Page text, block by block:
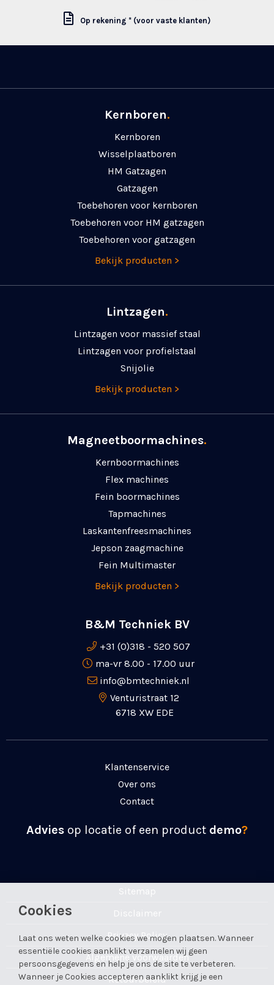
Cookies
Laat ons weten welke cookies we mogen plaatsen. Wanneer
essentiële cookies aanklikt verzamelen wij geen
persoonsgegevens en help je ons de site te verbeteren.
Wanneer je Cookies accepteren aanklikt krijg je een
Op rekening * (voor vaste klanten)
Kernboren.
Kernboren
Wisselplaatboren
HM Gatzagen
Gatzagen
Toebehoren voor kernboren
Toebehoren voor HM gatzagen
Toebehoren voor gatzagen
Bekijk producten >
Lintzagen.
Lintzagen voor massief staal
Lintzagen voor profielstaal
Snijolie
Bekijk producten >
Magneetboormachines.
Kernboormachines
Flex machines
Fein boormachines
Tapmachines
Laskanten­freesmachines
Jepson zaagmachine
Fein Multimaster
Bekijk producten >
B&M Techniek BV
+31 (0)318 - 520 507
ma-vr 8.00 - 17.00 uur
info@bmtechniek.nl
Venturistraat 12
6718 XW EDE
Klantenservice
Over ons
Contact
Advies op locatie of een product demo?
Sitemap
Disclaimer
Privacy Policy
Algemene voorwaarden
Retourbeleid